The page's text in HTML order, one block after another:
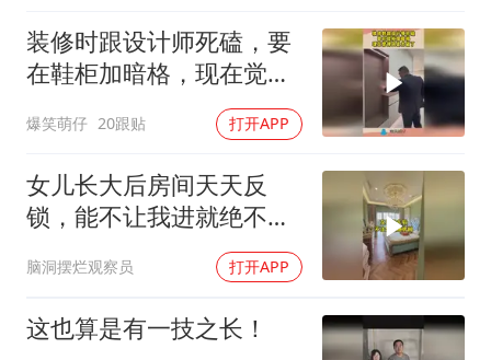
装修时跟设计师死磕，要
在鞋柜加暗格，现在觉得
爆笑萌仔 20跟贴 打开APP
女儿长大后房间天天反
锁，能不让我进就绝不让
我进，有没有同款女
脑洞摆烂观察员 打开APP
这也算是有一技之长！